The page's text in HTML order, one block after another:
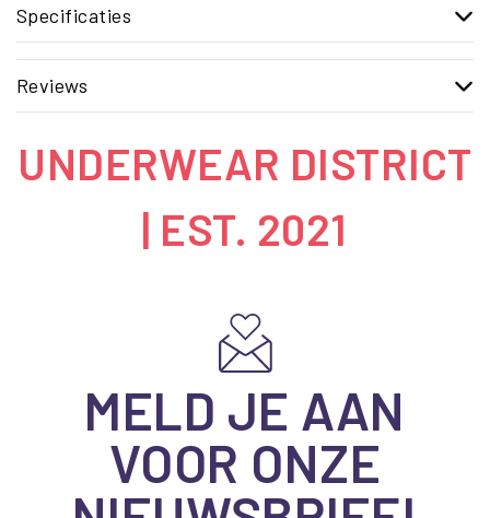
Specificaties
Reviews
UNDERWEAR DISTRICT
| EST. 2021
MELD JE AAN
VOOR ONZE